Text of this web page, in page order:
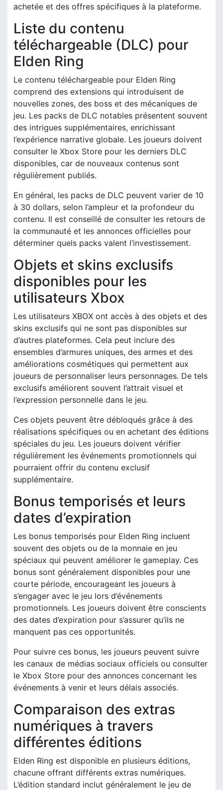
achetée et des offres spécifiques à la plateforme.
Liste du contenu
téléchargeable (DLC) pour
Elden Ring
Le contenu téléchargeable pour Elden Ring
comprend des extensions qui introduisent de
nouvelles zones, des boss et des mécaniques de
jeu. Les packs de DLC notables présentent souvent
des intrigues supplémentaires, enrichissant
l’expérience narrative globale. Les joueurs doivent
consulter le Xbox Store pour les derniers DLC
disponibles, car de nouveaux contenus sont
régulièrement publiés.
En général, les packs de DLC peuvent varier de 10
à 30 dollars, selon l’ampleur et la profondeur du
contenu. Il est conseillé de consulter les retours de
la communauté et les annonces officielles pour
déterminer quels packs valent l’investissement.
Objets et skins exclusifs
disponibles pour les
utilisateurs Xbox
Les utilisateurs XBOX ont accès à des objets et des
skins exclusifs qui ne sont pas disponibles sur
d’autres plateformes. Cela peut inclure des
ensembles d’armures uniques, des armes et des
améliorations cosmétiques qui permettent aux
joueurs de personnaliser leurs personnages. De tels
exclusifs améliorent souvent l’attrait visuel et
l’expression personnelle dans le jeu.
Ces objets peuvent être débloqués grâce à des
réalisations spécifiques ou en achetant des éditions
spéciales du jeu. Les joueurs doivent vérifier
régulièrement les événements promotionnels qui
pourraient offrir du contenu exclusif
supplémentaire.
Bonus temporisés et leurs
dates d’expiration
Les bonus temporisés pour Elden Ring incluent
souvent des objets ou de la monnaie en jeu
spéciaux qui peuvent améliorer le gameplay. Ces
bonus sont généralement disponibles pour une
courte période, encourageant les joueurs à
s’engager avec le jeu lors d’événements
promotionnels. Les joueurs doivent être conscients
des dates d’expiration pour s’assurer qu’ils ne
manquent pas ces opportunités.
Pour suivre ces bonus, les joueurs peuvent suivre
les canaux de médias sociaux officiels ou consulter
le Xbox Store pour des annonces concernant les
événements à venir et leurs délais associés.
Comparaison des extras
numériques à travers
différentes éditions
Elden Ring est disponible en plusieurs éditions,
chacune offrant différents extras numériques.
L’édition standard inclut généralement le jeu de